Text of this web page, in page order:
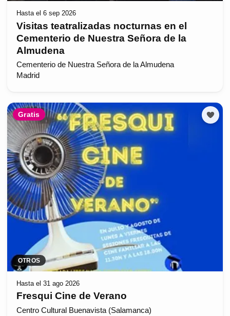
Hasta el 6 sep 2026
Visitas teatralizadas nocturnas en el
Cementerio de Nuestra Señora de la
Almudena
Cementerio de Nuestra Señora de la Almudena
Madrid
Gratis
OTROS
Hasta el 31 ago 2026
Fresqui Cine de Verano
Centro Cultural Buenavista (Salamanca)